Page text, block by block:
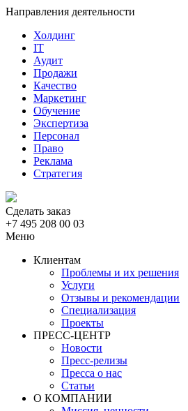
Направления деятельности
Холдинг
IT
Аудит
Продажи
Качество
Маркетинг
Обучение
Экспертиза
Персонал
Право
Реклама
Стратегия
Сделать заказ
+7 495 208 00 03
Меню
Клиентам
Проблемы и их решения
Услуги
Отзывы и рекомендации
Специализация
Проекты
ПРЕСС-ЦЕНТР
Новости
Пресс-релизы
Пресса о нас
Статьи
О КОМПАНИИ